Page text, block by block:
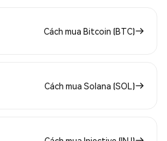
Cách mua Bitcoin (BTC)
Cách mua Solana (SOL)